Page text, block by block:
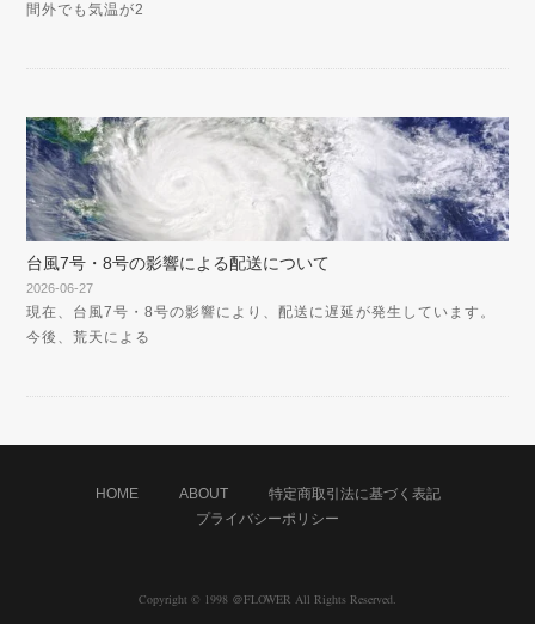
間外でも気温が2
台風7号・8号の影響による配送について
2026-06-27
現在、台風7号・8号の影響により、配送に遅延が発生しています。
今後、荒天による
HOME ABOUT
特定商取引法に基づく表記
プライバシーポリシー
Copyright © 1998 ＠FLOWER All Rights Reserved.